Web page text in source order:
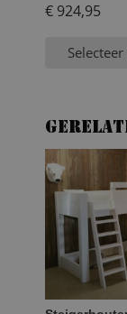
€ 924,95